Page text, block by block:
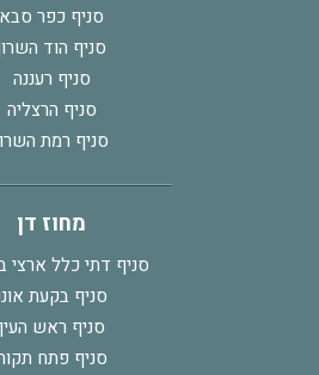
סניף כפר סבא
סניף הוד
סניף רעננה
סניף הרצליה
סניף רמת
מחוז דן
סניף דתי כלל ארצי
סניף בקעת
סניף ראש העין
סניף פתח